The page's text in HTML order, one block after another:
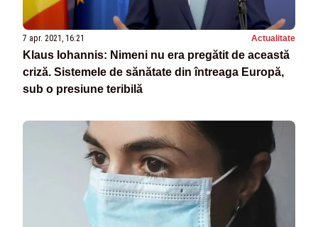
7 apr. 2021, 16:21 Actualitate
Klaus Iohannis: Nimeni nu era pregătit de această
criză. Sistemele de sănătate din întreaga Europă,
sub o presiune teribilă